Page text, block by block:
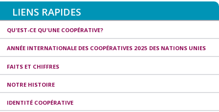
LIENS RAPIDES
QU'EST-CE QU'UNE COOPÉRATIVE?
ANNÉE INTERNATIONALE DES COOPÉRATIVES 2025 DES NATIONS UNIES
FAITS ET CHIFFRES
NOTRE HISTOIRE
IDENTITÉ COOPÉRATIVE